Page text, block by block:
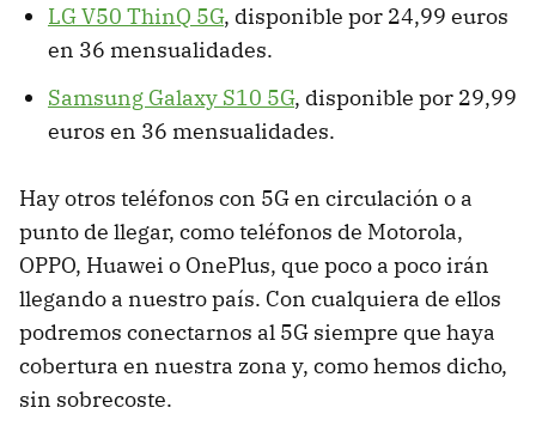
LG V50 ThinQ 5G, disponible por 24,99 euros
en 36 mensualidades.
Samsung Galaxy S10 5G, disponible por 29,99
euros en 36 mensualidades.
Hay otros teléfonos con 5G en circulación o a
punto de llegar, como teléfonos de Motorola,
OPPO, Huawei o OnePlus, que poco a poco irán
llegando a nuestro país. Con cualquiera de ellos
podremos conectarnos al 5G siempre que haya
cobertura en nuestra zona y, como hemos dicho,
sin sobrecoste.